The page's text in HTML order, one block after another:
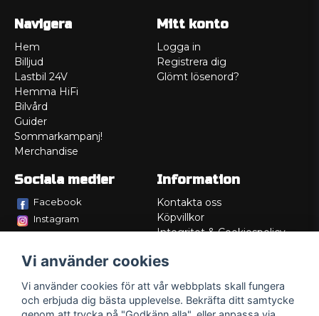
Navigera
Hem
Billjud
Lastbil 24V
Hemma HiFi
Bilvård
Guider
Sommarkampanj!
Merchandise
Mitt konto
Logga in
Registrera dig
Glömt lösenord?
Sociala medier
Facebook
Instagram
Information
Kontakta oss
Köpvillkor
Integritet & Cookiespolicy
Service/Garanti
Lådritning
Om oss
Vi använder cookies
Vi använder cookies för att vår webbplats skall fungera
och erbjuda dig bästa upplevelse. Bekräfta ditt samtycke